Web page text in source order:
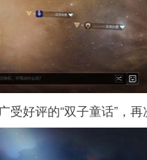
好评的“双子童话”，再